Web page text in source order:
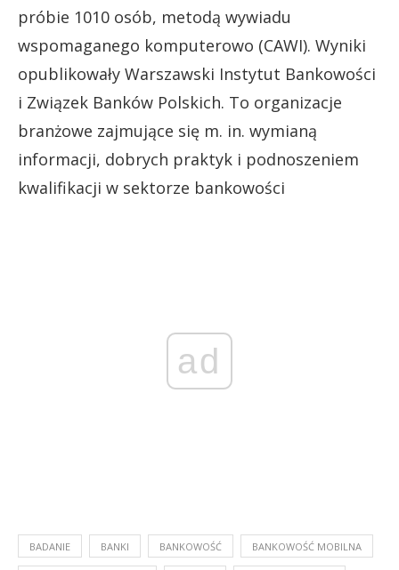
próbie 1010 osób, metodą wywiadu
wspomaganego komputerowo (CAWI). Wyniki
opublikowały Warszawski Instytut Bankowości
i Związek Banków Polskich. To organizacje
branżowe zajmujące się m. in. wymianą
informacji, dobrych praktyk i podnoszeniem
kwalifikacji w sektorze bankowości
ad
BADANIE BANKI BANKOWOŚĆ BANKOWOŚĆ MOBILNA